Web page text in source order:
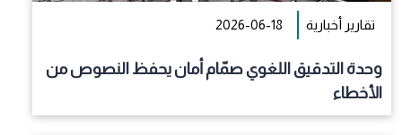
تقارير أخبارية 2026-06-18
وحدة التدقيق اللغوي صمّام أمان يحفظ النصوص من
الأخطاء